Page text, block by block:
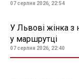
07 серпня 2026, 22:54
У Львові жінка
у маршрутці
07 серпня 2026, 22:40